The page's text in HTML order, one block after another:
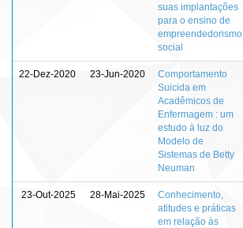
suas implantações
para o ensino de
empreendedorismo
social
22-Dez-2020 23-Jun-2020
Comportamento
Suicida em
Acadêmicos de
Enfermagem : um
estudo à luz do
Modelo de
Sistemas de Betty
Neuman
23-Out-2025 28-Mai-2025
Conhecimento,
atitudes e práticas
em relação às